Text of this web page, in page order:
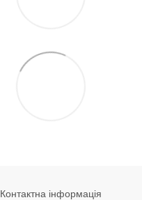
Контактна інформація